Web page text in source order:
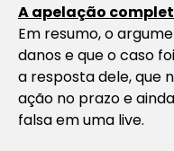
A apelação
Em resumo, o
danos e que o caso
a resposta dele, que
ação no prazo e
falsa em uma live.